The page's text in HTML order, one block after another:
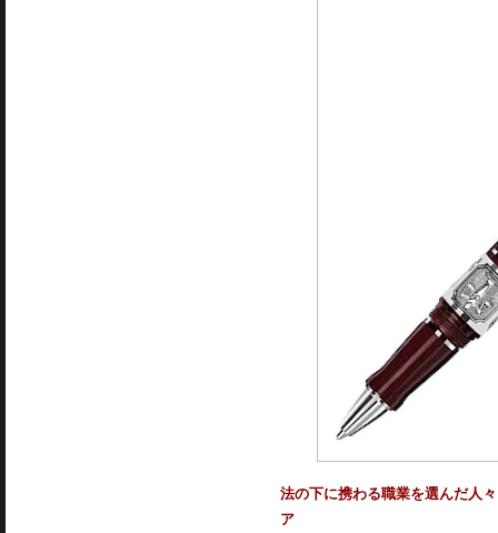
法の下に携わる職業を選んだ人
ア